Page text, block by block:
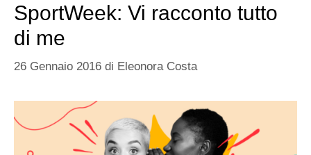
SportWeek: Vi racconto tutto
di me
26 Gennaio 2016 di Eleonora Costa